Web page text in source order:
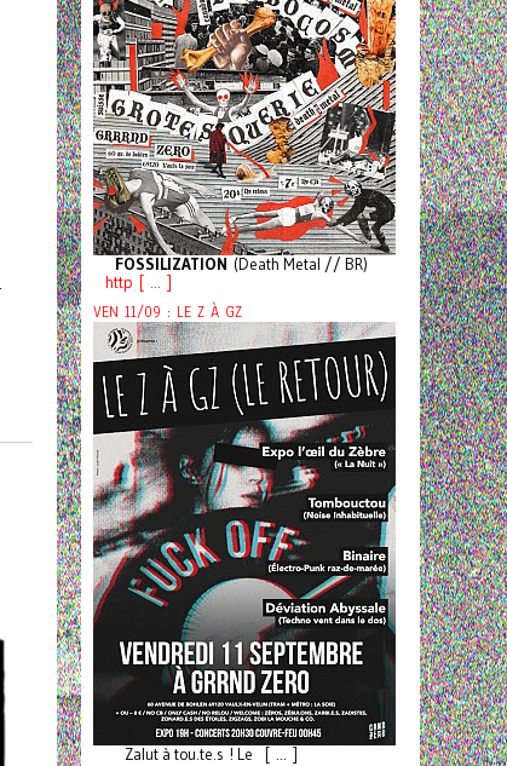
FOSSILIZATION (Death Metal // BR)
http [ ... ]
VEN 11/09 : LE Z À GZ
Zalut à tou.te.s ! Le [ ... ]